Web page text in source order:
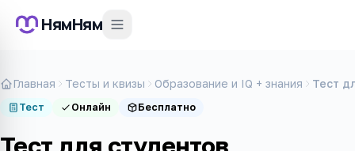
НямНям
Главная Тесты и квизы Образование и IQ + знания Тест
Тест Онлайн Бесплатно